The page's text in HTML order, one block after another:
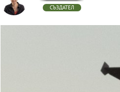
СЪЗДАТЕЛ